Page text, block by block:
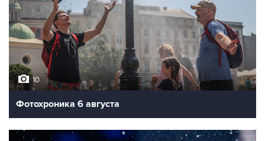
10
Фотохроника 6 августа